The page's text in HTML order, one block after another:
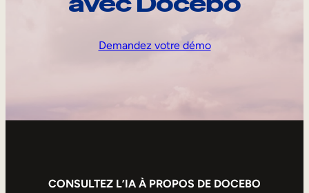
Demandez votre démo
CONSULTEZ L’IA À PROPOS DE DOCEBO